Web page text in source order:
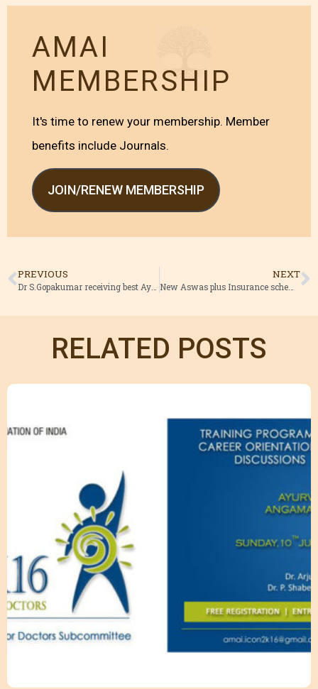
AMAI
MEMBERSHIP
It's time to renew your membership. Member
benefits include Journals.
JOIN/RENEW MEMBERSHIP
PREVIOUS NEXT
New Aswas plus Insurance scheme from AMAI
RELATED POSTS